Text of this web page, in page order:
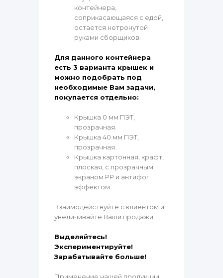
контейнера,
соприкасающаяся с едой,
остается нетронутой
руками сборщиков.
Для данного контейнера
есть 3 варианта крышек и
можно подобрать под
необходимые Вам задачи,
покупается отдельно:
Крышка 0 мм ПЭТ,
прозрачная.
Крышка 40 мм ПЭТ,
прозрачная.
Крышка картонная, крафт,
плоская, с прозрачным
экраном PP и антифог
эффектом.
Взаимодействуйте с клиентом и
увеличивайте Ваши продажи.
Выделяйтесь!
Экспериментируйте!
Зарабатывайте больше!